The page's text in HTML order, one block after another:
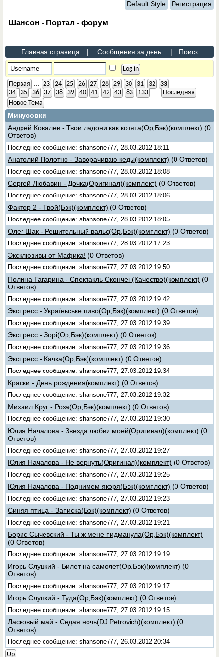
Default Style Регистрация
Шансон - Портал - форум
Главная страница | Сообщения за день | Поиск
Первая 23 24 25 26 27 28 29 30 31 32
33
34
35 36 37 38 39 40 41 42 43 83 133
Последняя
Новое Тема
Минусовки
Андрей Ковалев - Твои ладони как котята(Ор,Бэк)(комплект) (0
Ответов)
Последнее сообщение: shansone777, 28.03.2012 18:11
Анатолий Полотно - Заворачиваю кеды(комплект) (0 Ответов)
Последнее сообщение: shansone777, 28.03.2012 18:08
Сергей Любавин - Дочка(Оригинал)(комплект) (0 Ответов)
Последнее сообщение: shansone777, 28.03.2012 18:06
Фактор 2 - Твой(Бэк)(комплект) (0 Ответов)
Последнее сообщение: shansone777, 28.03.2012 18:05
Олег Шак - Решительный вальс(Ор,Бэк)(комплект) (0 Ответов)
Последнее сообщение: shansone777, 28.03.2012 17:23
Эксклюзивы от Мафика! (0 Ответов)
Последнее сообщение: shansone777, 27.03.2012 19:50
Полина Гагарина - Спектакль Окончен(Качество)(комплект) (0
Ответов)
Последнее сообщение: shansone777, 27.03.2012 19:42
Экспресс - Україньське пиво(Ор,Бэк)(комплект) (0 Ответов)
Последнее сообщение: shansone777, 27.03.2012 19:39
Экспресс - Зорі(Ор,Бэк)(комплект) (0 Ответов)
Последнее сообщение: shansone777, 27.03.2012 19:36
Экспресс - Качка(Ор,Бэк)(комплект) (0 Ответов)
Последнее сообщение: shansone777, 27.03.2012 19:34
Краски - День рождения(комплект) (0 Ответов)
Последнее сообщение: shansone777, 27.03.2012 19:32
Михаил Круг - Роза(Ор,Бэк)(комплект) (0 Ответов)
Последнее сообщение: shansone777, 27.03.2012 19:30
Юлия Началова - Звезда любви моей(Оригинал)(комплект) (0
Ответов)
Последнее сообщение: shansone777, 27.03.2012 19:27
Юлия Началова - Не вернуть(Оригинал)(комплект) (0 Ответов)
Последнее сообщение: shansone777, 27.03.2012 19:25
Юлия Началова - Поднимем якоря(Бэк)(комплект) (0 Ответов)
Последнее сообщение: shansone777, 27.03.2012 19:23
Синяя птица - Записка(Бэк)(комплект) (0 Ответов)
Последнее сообщение: shansone777, 27.03.2012 19:21
Борис Сычевский - Ты ж мене пидманула(Ор,Бэк)(комплект)
(0 Ответов)
Последнее сообщение: shansone777, 27.03.2012 19:19
Игорь Слуцкий - Билет на самолет(Ор,Бэк)(комплект) (0
Ответов)
Последнее сообщение: shansone777, 27.03.2012 19:17
Игорь Слуцкий - Туда(Ор,Бэк)(комплект) (0 Ответов)
Последнее сообщение: shansone777, 27.03.2012 19:15
Ласковый май - Седая ночь(DJ Petrovich)(комплект) (0
Ответов)
Последнее сообщение: shansone777, 26.03.2012 20:34
Up